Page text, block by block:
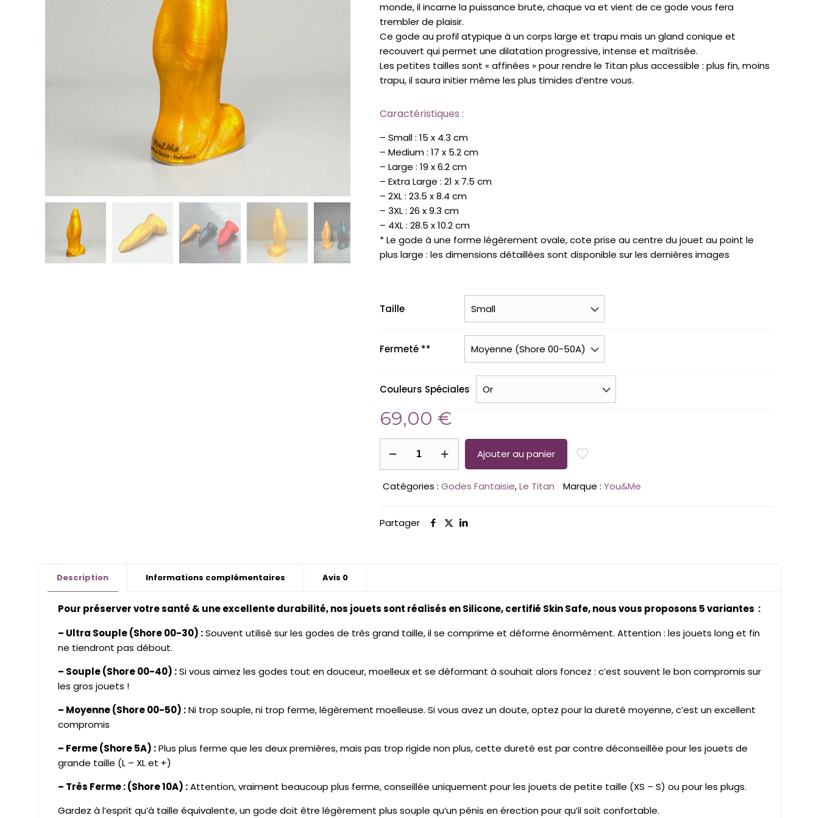
monde, il incarne la puissance brute, chaque va et vient de ce gode vous fera
trembler de plaisir.
Ce gode au profil atypique à un corps large et trapu mais un gland conique et
recouvert qui permet une dilatation progressive, intense et maîtrisée.
Les petites tailles sont « affinées » pour rendre le Titan plus accessible : plus fin, moins
trapu, il saura initier même les plus timides d’entre vous.
Caractéristiques :
– Small : 15 x 4.3 cm
– Medium : 17 x 5.2 cm
– Large : 19 x 6.2 cm
– Extra Large : 21 x 7.5 cm
– 2XL : 23.5 x 8.4 cm
– 3XL : 26 x 9.3 cm
– 4XL : 28.5 x 10.2 cm
* Le gode à une forme légèrement ovale, cote prise au centre du jouet au point le
plus large : les dimensions détaillées sont disponible sur les dernières images
Taille
Fermeté **
Couleurs Spéciales
69,00 €
Le
Titan
Gode
couleurs
Ajouter au panier
Catégories : Godes Fantaisie,Le Titan Marque : You&Me
Partager
Description Informations complémentaires Avis 0
Pour préserver votre santé & une excellente durabilité, nos jouets sont réalisés en Silicone, certifié Skin Safe, nous vous proposons 5 variantes :
– Ultra Souple (Shore 00-30) :Souvent utilisé sur les godes de très grand taille, il se comprime et déforme énormément. Attention : les jouets long et fin
ne tiendront pas débout.
– Souple (Shore 00-40) :Si vous aimez les godes tout en douceur, moelleux et se déformant à souhait alors foncez : c’est souvent le bon compromis sur
les gros jouets !
– Moyenne (Shore 00-50) :Ni trop souple, ni trop ferme, légèrement moelleuse. Si vous avez un doute, optez pour la dureté moyenne, c’est un excellent
compromis
– Ferme (Shore 5A) :Plus plus ferme que les deux premières, mais pas trop rigide non plus, cette dureté est par contre déconseillée pour les jouets de
grande taille (L – XL et +)
– Très Ferme : (Shore 10A) :Attention, vraiment beaucoup plus ferme, conseillée uniquement pour les jouets de petite taille (XS – S) ou pour les plugs.
Gardez à l’esprit qu’à taille équivalente, un gode doit être légèrement plus souple qu’un pénis en érection pour qu’il soit confortable.